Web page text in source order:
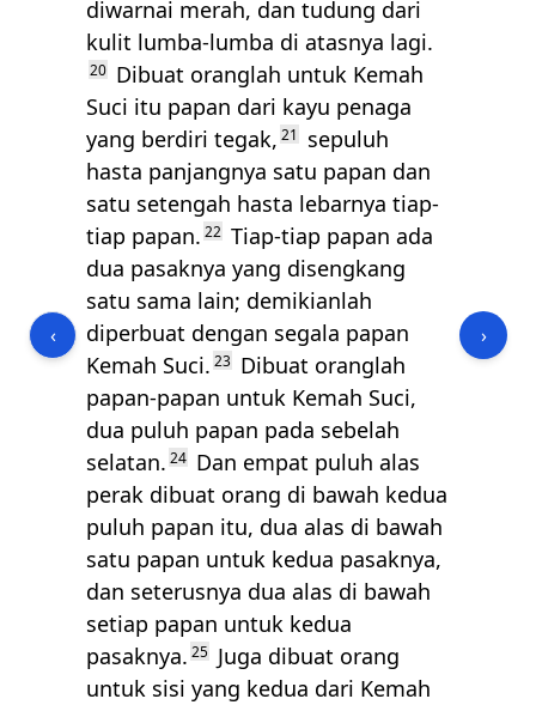
‹
diwarnai merah, dan tudung dari
kulit lumba-lumba di atasnya lagi.
20 Dibuat oranglah untuk Kemah
Suci itu papan dari kayu penaga
yang berdiri tegak, 21
sepuluh
hasta panjangnya satu papan dan
satu setengah hasta lebarnya tiap-
tiap papan. 22 Tiap-tiap papan ada
dua pasaknya yang disengkang
satu sama lain; demikianlah
diperbuat dengan segala papan
Kemah Suci. 23
Dibuat oranglah
papan-papan untuk Kemah Suci,
dua puluh papan pada sebelah
selatan. 24 Dan empat puluh alas
perak dibuat orang di bawah kedua
puluh papan itu, dua alas di bawah
satu papan untuk kedua pasaknya,
dan seterusnya dua alas di bawah
setiap papan untuk kedua
pasaknya. 25
Juga dibuat orang
untuk sisi yang kedua dari Kemah
›